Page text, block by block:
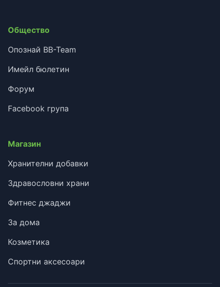
Общество
Опознай BB-Team
Имейл бюлетин
Форум
Facebook група
Магазин
Хранителни добавки
Здравословни храни
Фитнес джаджи
За дома
Козметика
Спортни аксесоари